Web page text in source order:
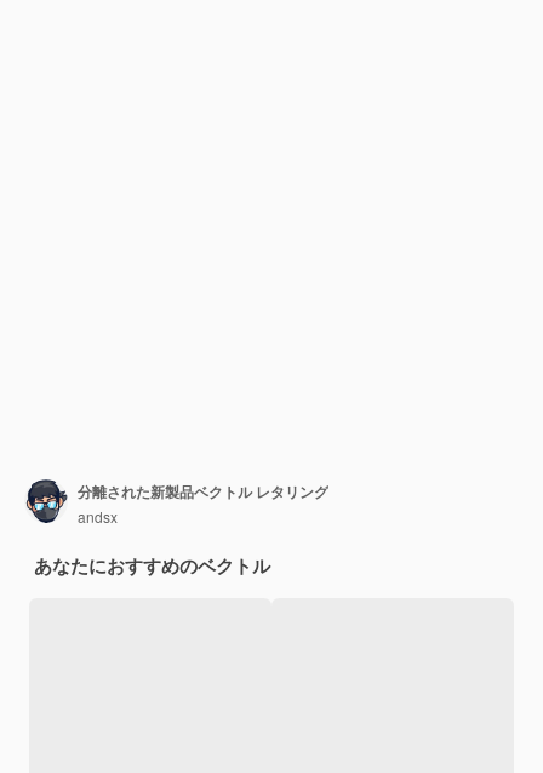
分離された新製品ベクトル レタリング
andsx
あなたにおすすめのベクトル